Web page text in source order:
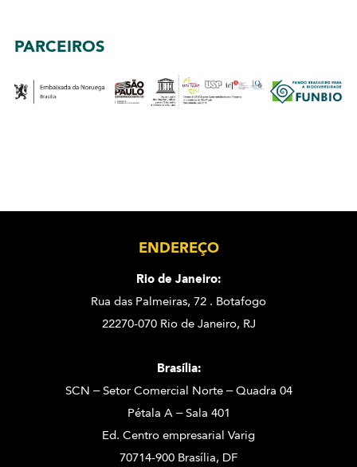
PARCEIROS
ENDEREÇO
Rio de Janeiro:
Rua das Palmeiras, 72 . Botafogo
22270-070 Rio de Janeiro, RJ
Brasília:
SCN – Setor Comercial Norte – Quadra 04
Pétala A – Sala 401
Ed. Centro empresarial Varig
70714-900 Brasília, DF